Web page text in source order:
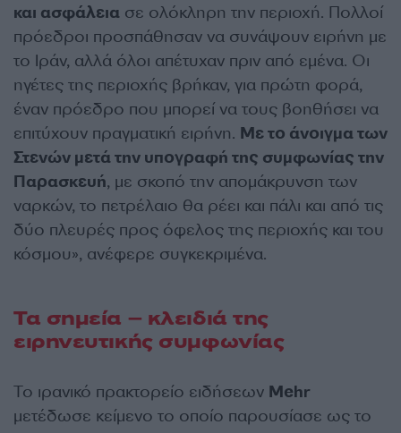
και ασφάλεια σε ολόκληρη την περιοχή. Πολλοί
πρόεδροι προσπάθησαν να συνάψουν ειρήνη με
το Ιράν, αλλά όλοι απέτυχαν πριν από εμένα. Οι
ηγέτες της περιοχής βρήκαν, για πρώτη φορά,
έναν πρόεδρο που μπορεί να τους βοηθήσει να
επιτύχουν πραγματική ειρήνη. Με το άνοιγμα των
Στενών μετά την υπογραφή της συμφωνίας την
Παρασκευή, με σκοπό την απομάκρυνση των
ναρκών, το πετρέλαιο θα ρέει και πάλι και από τις
δύο πλευρές προς όφελος της περιοχής και του
κόσμου», ανέφερε συγκεκριμένα.
Τα σημεία – κλειδιά της
ειρηνευτικής συμφωνίας
Το ιρανικό πρακτορείο ειδήσεων Mehr
μετέδωσε κείμενο το οποίο παρουσίασε ως το